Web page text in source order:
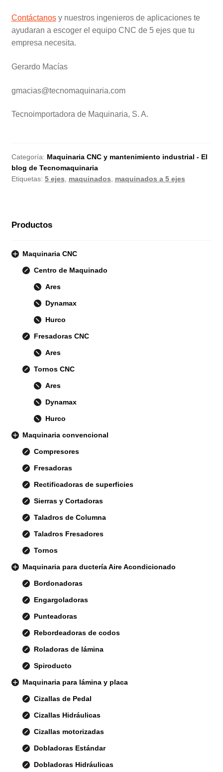
Contáctanosy nuestros ingenieros de aplicaciones te
ayudaran a escoger el equipo CNC de 5 ejes que tu
empresa necesita.
Gerardo Macías
gmacias@tecnomaquinaria.com
Tecnoimportadora de Maquinaria, S. A.
Categoría: Maquinaria CNC y mantenimiento industrial - El
blog de Tecnomaquinaria
Etiquetas: 5 ejes, maquinados, maquinados a 5 ejes
Productos
Maquinaria CNC
Centro de Maquinado
Ares
Dynamax
Hurco
Fresadoras CNC
Ares
Tornos CNC
Ares
Dynamax
Hurco
Maquinaria convencional
Compresores
Fresadoras
Rectificadoras de superficies
Sierras y Cortadoras
Taladros de Columna
Taladros Fresadores
Tornos
Maquinaria para ductería Aire Acondicionado
Bordonadoras
Engargoladoras
Punteadoras
Rebordeadoras de codos
Roladoras de lámina
Spiroducto
Maquinaria para lámina y placa
Cizallas de Pedal
Cizallas Hidráulicas
Cizallas motorizadas
Dobladoras Estándar
Dobladoras Hidráulicas